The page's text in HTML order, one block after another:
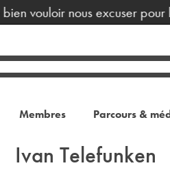
vouloir nous excuser pour
Membres Parcours &
Ivan Telefunken